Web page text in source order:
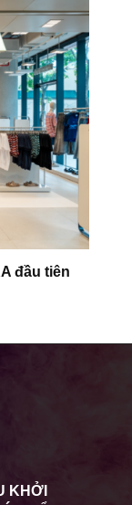
đầu tiên
KHỞI